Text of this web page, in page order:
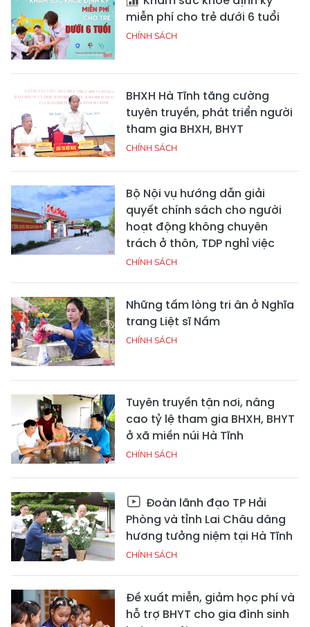
miễn phí cho trẻ dưới 6 tuổi
CHÍNH SÁCH
BHXH Hà Tĩnh tăng cường
tuyên truyền, phát triển người
tham gia BHXH, BHYT
CHÍNH SÁCH
Bộ Nội vụ hướng dẫn giải
quyết chính sách cho người
hoạt động không chuyên
trách ở thôn, TDP nghỉ việc
CHÍNH SÁCH
Những tấm lòng tri ân ở Nghĩa
trang Liệt sĩ Nầm
CHÍNH SÁCH
Tuyên truyền tận nơi, nâng
cao tỷ lệ tham gia BHXH, BHYT
ở xã miền núi Hà Tĩnh
CHÍNH SÁCH
Đoàn lãnh đạo TP Hải
Phòng và tỉnh Lai Châu dâng
hương tưởng niệm tại Hà Tĩnh
CHÍNH SÁCH
Đề xuất miễn, giảm học phí và
hỗ trợ BHYT cho gia đình sinh